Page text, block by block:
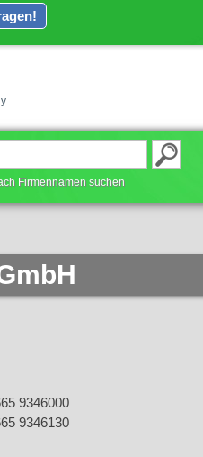
Firmennamen suchen
9346000
9346130